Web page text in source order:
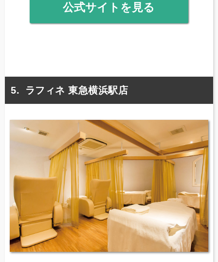
公式サイトを見る
ラフィネ 東急横浜駅店